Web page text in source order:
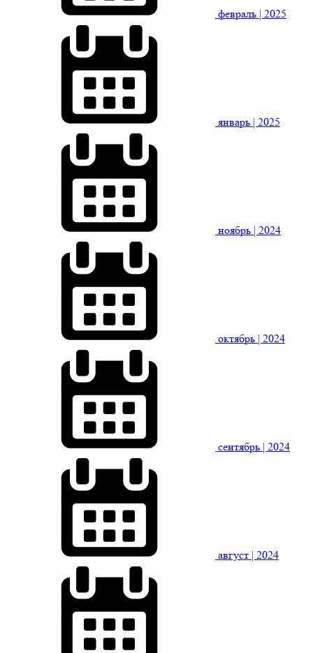
февраль | 2025
январь | 2025
ноябрь | 2024
октябрь | 2024
сентябрь | 2024
август | 2024